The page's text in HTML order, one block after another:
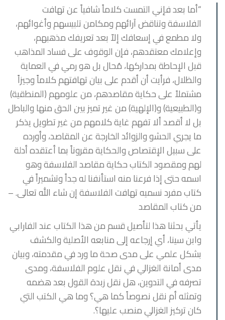
“أما بعد فإني التمست كلاماً شافياً عن تهافت
الفلاسفة وتناقض آرائهم ومكامن تلبيسهم وأغوائهم،
ولا مطمع في إسعافك إلاّ بعد تعريفك مذهبهم،
وإعلامك معتقدهم، فإن الوقوف على فساد المذاهب
قبل الإحاطة بمداركها، مُحال بل هو رمي في العماية
والظلال، فرأيت أن أقدم على بيان تهافتهم كلاماً وجيزاً
مشتملاً على حكاية مقاصدهم، من علومهم (المنطقية)
و(الطبيعية) و(الإلهية) من غير تميز بين الحق منها والباطل
بل لا أقصد ألا تفهم غاية كلامهم من غير تطويل يذكر
ما يجري الحشو والزوائد الخارجة عن المقاصد، وأورده
على سبيل الإقتصاص والحكاية مقروناً بما أعتقده أدلة
لهم ومقصود الكتاب حكاية مقاصد الفلاسفة وهو
اسمه حتى إذا فرعنا منه استأنفنا له جداً وتشميراً في
كتاب مفرد نسميه تهافت الفلاسفة إن شاء الله تعالى. –
من كتاب المقاصد
يأتي بحثنا هذا لتأصيل قسم من هذا الكتاب عند الفارابي
وابن سينا، أي إرجاعه إلى منابعه الأصلية والكشف
بشكل علمي على مدى صحة ما ورد في مقدمته، وبيان
مدى أمانة الغزالي في نقل علوم الفلاسفة، ومدى
تصرفه في التدوين، هل نقل زبدة القول بعد هضمه
وتمثله أم نقل نصوصاً كما هي؟ وما هي الكتب التي
كان تركيز الغزالي منصب عليها؟.